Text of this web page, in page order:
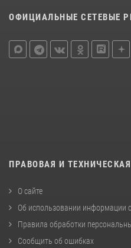
ОФИЦИАЛЬНЫЕ СЕТЕВЫЕ
ПРАВОВАЯ И
О сайте
Об использовании информации
Правила обработки
Сообщить об ошибках